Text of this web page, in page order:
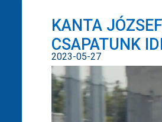
KANTA
CSAPATUNK
2023-05-27